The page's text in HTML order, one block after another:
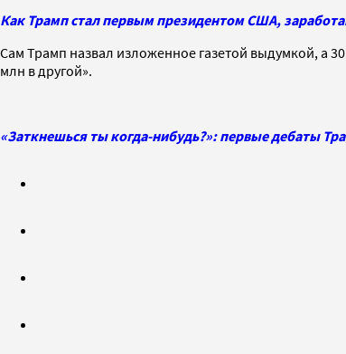
Как Трамп стал первым президентом США,
Сам Трамп назвал изложенное газетой выдумкой, а
млн в другой».
«Заткнешься ты когда-нибудь?»: первые дебаты